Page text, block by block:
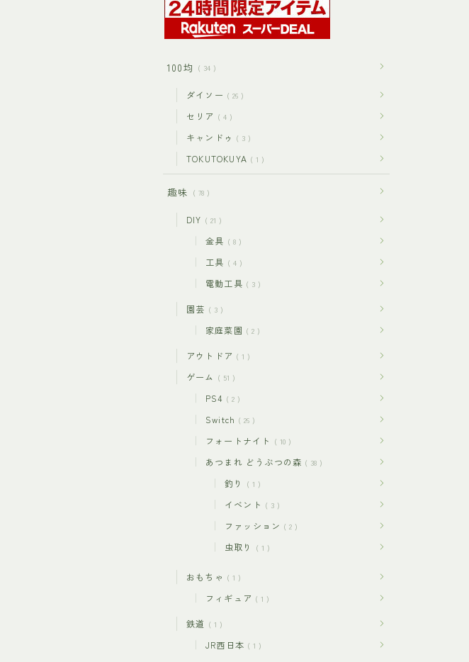
100均 34
ダイソー 26
セリア 4
キャンドゥ 3
TOKUTOKUYA 1
趣味 78
DIY 21
金具 8
工具 4
電動工具 3
園芸 3
家庭菜園 2
アウトドア 1
ゲーム 51
PS4 2
Switch 26
フォートナイト 10
あつまれ どうぶつの森 38
釣り 1
イベント 3
ファッション 2
虫取り 1
おもちゃ 1
フィギュア 1
鉄道 1
JR西日本 1